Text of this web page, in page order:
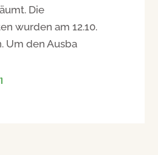
Die
wurden am 12.10.
Um den Ausba